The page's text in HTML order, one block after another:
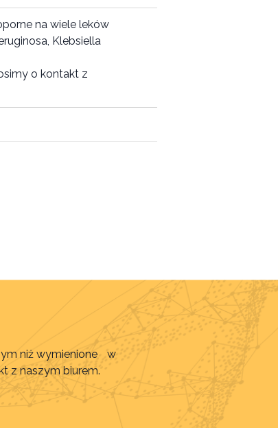
na wiele leków
Klebsiella
o kontakt z
niż wymienione w
z naszym biurem.